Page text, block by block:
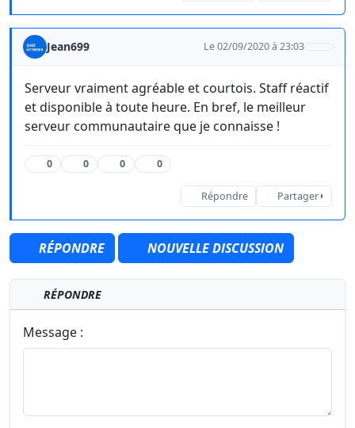
Jean699 Le 02/09/2020 à 23:03
Serveur vraiment agréable et courtois. Staff réactif
et disponible à toute heure. En bref, le meilleur
serveur communautaire que je connaisse !
0 0 0 0
Répondre Partager
RÉPONDRE NOUVELLE DISCUSSION
RÉPONDRE
Message :